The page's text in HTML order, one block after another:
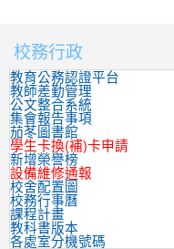
開
放！
:::
校務行政
教育公務認證平台
教師差勤管理
公文整合系統
集會報告事項
茄苳圖書館
學生卡換(補)卡申請
新增榮譽榜
設備維修通報
校舍配置圖
校務行事曆
課程計畫
教科書版本
各處室分機號碼